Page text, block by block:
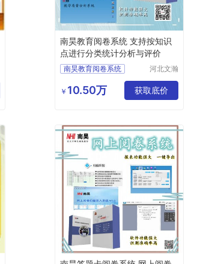
南昊教育阅卷系统 支持按知识
点进行分类统计分析与评价
南昊教育阅卷系统
高考阅卷系统
河北文瀚
技发展有
限公司
￥ 10.50万 获取底价